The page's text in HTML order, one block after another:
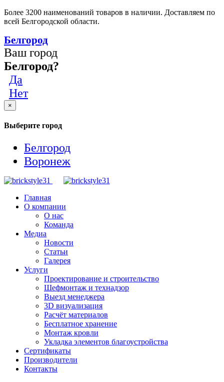
Более 3200 наименований товаров в наличии. Доставляем по
всей Белгородской области.
Белгород
Ваш город
Белгород?
Да
Нет
×
Выберите город
Белгород
Воронеж
Главная
О компании
О нас
Команда
Медиа
Новости
Статьи
Галерея
Услуги
Проектирование и строительство
Шефмонтаж и технадзор
Выезд менеджера
3D визуализация
Расчёт материалов
Бесплатное хранение
Монтаж кровли
Укладка элементов благоустройства
Сертификаты
Производители
Контакты